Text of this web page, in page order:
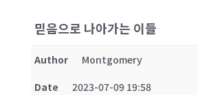
믿음으로 나아가는 이들
Author
Montgomery
Date
2023-07-09 19:58